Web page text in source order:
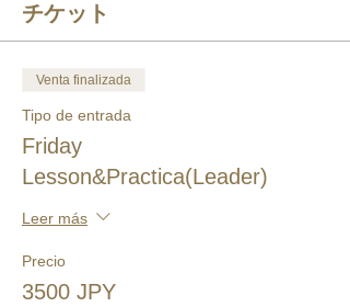
チケット
Venta finalizada
Tipo de entrada
Friday
Lesson&Practica(Leader)
Leer más
Precio
3500 JPY